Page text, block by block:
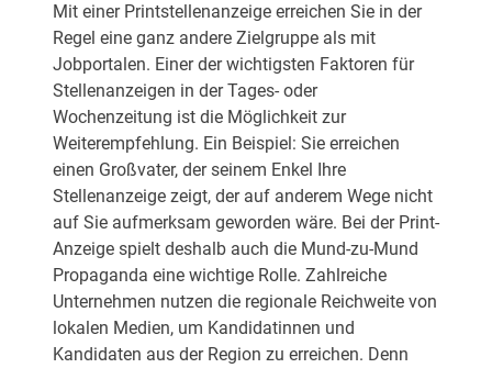
Mit einer Printstellenanzeige erreichen Sie in der
Regel eine ganz andere Zielgruppe als mit
Jobportalen. Einer der wichtigsten Faktoren für
Stellenanzeigen in der Tages- oder
Wochenzeitung ist die Möglichkeit zur
Weiterempfehlung. Ein Beispiel: Sie erreichen
einen Großvater, der seinem Enkel Ihre
Stellenanzeige zeigt, der auf anderem Wege nicht
auf Sie aufmerksam geworden wäre. Bei der Print-
Anzeige spielt deshalb auch die Mund-zu-Mund
Propaganda eine wichtige Rolle. Zahlreiche
Unternehmen nutzen die regionale Reichweite von
lokalen Medien, um Kandidatinnen und
Kandidaten aus der Region zu erreichen. Denn